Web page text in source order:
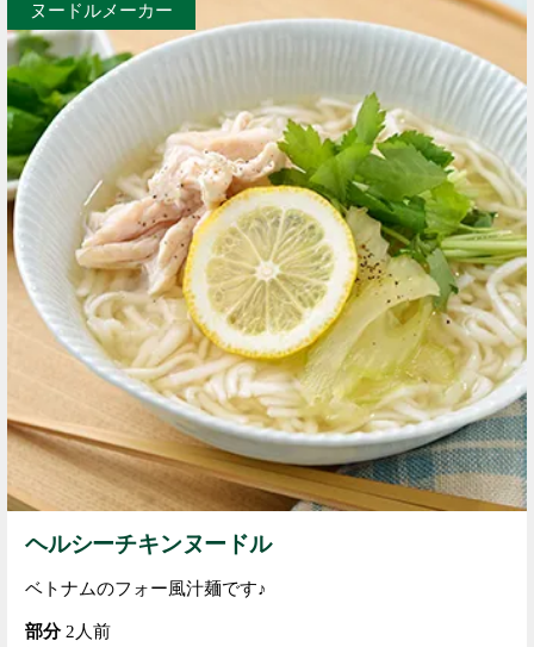
ヌードルメーカー
ヘルシーチキンヌードル
ベトナムのフォー風汁麺です♪
部分2人前